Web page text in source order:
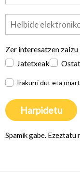
Zer interesatzen zaizu
Jatetxeak
Irakurri dut eta
Harpidetu
Spamik gabe. Ezeztatu